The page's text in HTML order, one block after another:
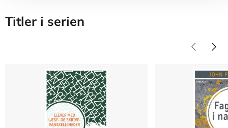
Titler i serien